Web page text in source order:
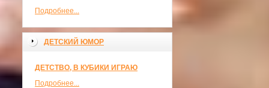
Подробнее...
ДЕТСКИЙ ЮМОР
ДЕТСТВО, В КУБИКИ ИГРАЮ
Подробнее...